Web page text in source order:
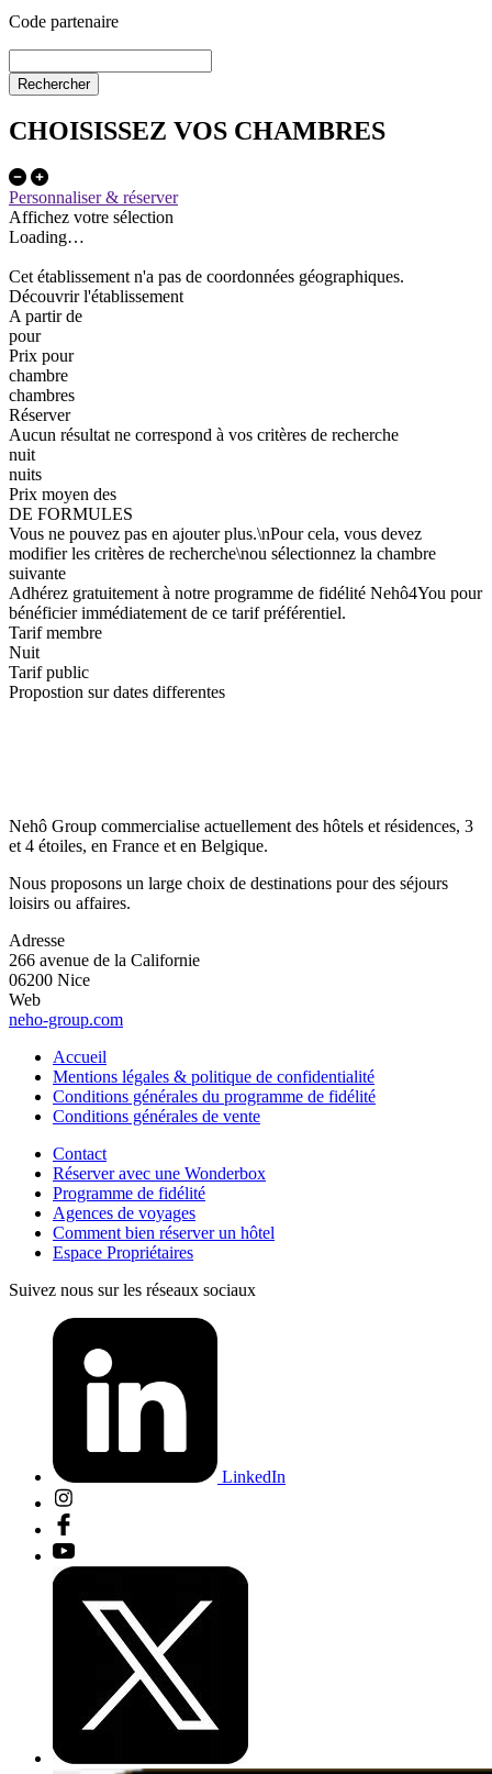
Code partenaire
CHOISISSEZ VOS CHAMBRES
Personnaliser & réserver
Affichez votre sélection
Loading…
Cet établissement n'a pas de coordonnées géographiques.
Découvrir l'établissement
A partir de
pour
Prix pour
chambre
chambres
Réserver
Aucun résultat ne correspond à vos critères de recherche
nuit
nuits
Prix moyen des
DE FORMULES
Vous ne pouvez pas en ajouter plus.\nPour cela, vous devez
modifier les critères de recherche\nou sélectionnez la chambre
suivante
Adhérez gratuitement à notre programme de fidélité Nehô4You pour
bénéficier immédiatement de ce tarif préférentiel.
Tarif membre
Nuit
Tarif public
Propostion sur dates differentes
Nehô Group commercialise actuellement des hôtels et résidences, 3
et 4 étoiles, en France et en Belgique.
Nous proposons un large choix de destinations pour des séjours
loisirs ou affaires.
Adresse
266 avenue de la Californie
06200 Nice
Web
neho-group.com
Accueil
Mentions légales & politique de confidentialité
Conditions générales du programme de fidélité
Conditions générales de vente
Contact
Réserver avec une Wonderbox
Programme de fidélité
Agences de voyages
Comment bien réserver un hôtel
Espace Propriétaires
Suivez nous sur les réseaux sociaux
LinkedIn